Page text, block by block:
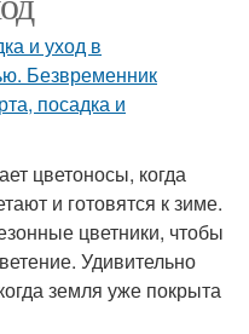
цветоносы, когда
и готовятся к зиме.
цветники, чтобы
Удивительно
земля уже покрыта